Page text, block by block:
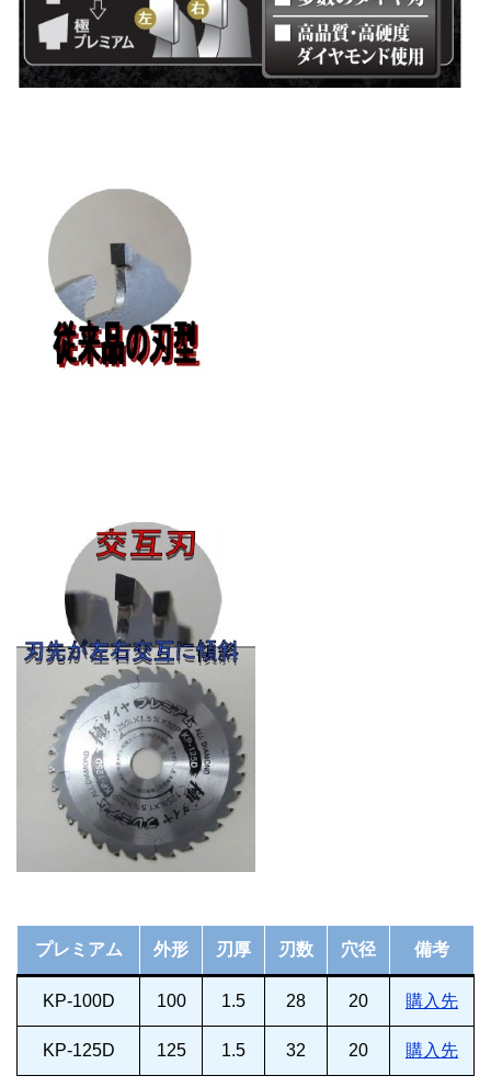
プレミアム 外形 刃厚 刃数 穴径 備考
KP-100D 100 1.5 28 20 購入先
KP-125D 125 1.5 32 20 購入先